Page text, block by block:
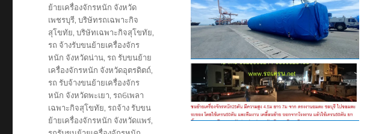
ย้ายเครื่องจักรหนัก จังหวัด
เพชรบุรี,บริษัทรถเฉพาะกิจ
สุโขทัย,บริษัทเฉพาะกิจสุโขทัย,
รถ จ้างรับขนย้ายเครื่องจักร
หนัก จังหวัดน่าน,รถ รับขนย้าย
เครื่องจักรหนัก จังหวัดอุตรดิตถ์,
รถ รับจ้างขนย้ายเครื่องจักร
หนัก จังหวัดพะเยา,รถ6เพลา
เฉพาะกิจสุโขทัย,รถจ้าง รับขน
ย้ายเครื่องจักรหนัก จังหวัดแพร่,